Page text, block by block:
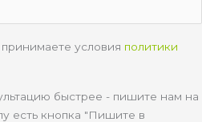
условия политики
быстрее - пишите нам на
есть кнопка "Пишите в